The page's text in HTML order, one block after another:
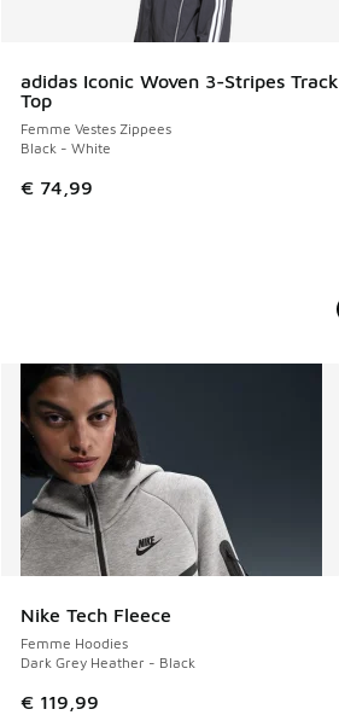
adidas Iconic Woven 3-Stripes Track
Top
Femme Vestes Zippees
Black - White
€ 74,99
Nike Tech Fleece
Femme Hoodies
Dark Grey Heather - Black
€ 119,99